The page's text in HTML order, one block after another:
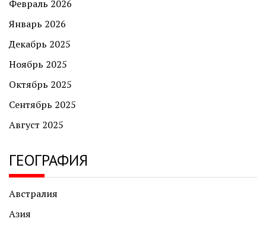
Февраль 2026
Январь 2026
Декабрь 2025
Ноябрь 2025
Октябрь 2025
Сентябрь 2025
Август 2025
ГЕОГРАФИЯ
Австралия
Азия